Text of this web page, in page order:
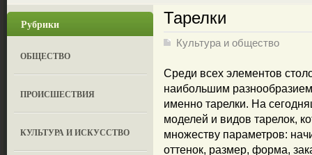
Рубрики
ОБЩЕСТВО
ПРОИСШЕСТВИЯ
КУЛЬТУРА И ИСКУССТВО
Тарелки
Культура и общество
Среди всех элементов
наибольшим
именно тарелки. На
моделей и видов тарелок,
множеству параметров:
оттенок, размер, форма,